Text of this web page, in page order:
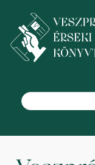
Search
Search